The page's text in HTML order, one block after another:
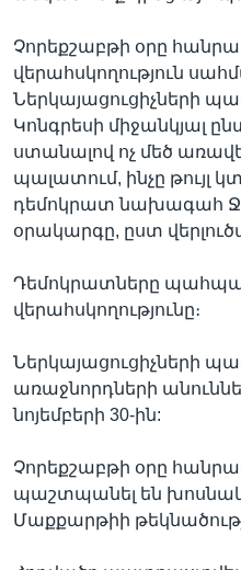
Չորեքշաբթի օրը
վերահսկողություն
Ներկայացուցիչների
Կոնգրեսի միջանկյալ
ստանալով ոչ մեծ
պալատում, ինչը թույլ
դեմոկրատ նախագահ
օրակարգը, ըստ
Դեմոկրատները
վերահսկողությունը։
Ներկայացուցիչների
առաջնորդների
նոյեմբերի 30-ին:
Չորեքշաբթի օրը
պաշտպանել են
Մաքքարթիի